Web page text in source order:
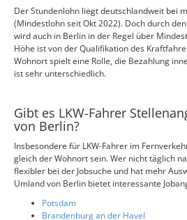
Der Stundenlohn liegt deutschlandweit bei
(Mindestlohn seit Okt 2022). Doch durch
wird auch in Berlin in der Regel über
Höhe ist von der Qualifikation des
Wohnort spielt eine Rolle, die Bezahlung
ist sehr unterschiedlich.
Gibt es LKW-Fahrer
von Berlin?
Insbesondere für LKW-Fahrer im
gleich der Wohnort sein. Wer nicht täglich
flexibler bei der Jobsuche und hat mehr
Umland von Berlin bietet interessante
Potsdam
Brandenburg an der Havel